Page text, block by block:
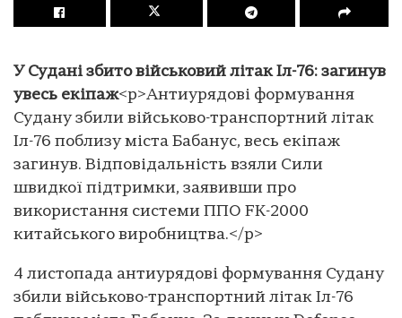
У Судані збито військовий літак Іл-76: загинув
увесь екіпаж<p>Антиурядові формування
Судану збили військово-транспортний літак
Іл-76 поблизу міста Бабанус, весь екіпаж
загинув. Відповідальність взяли Сили
швидкої підтримки, заявивши про
використання системи ППО FK-2000
китайського виробництва.</p>
4 листопада антиурядові формування Судану
збили військово-транспортний літак Іл-76